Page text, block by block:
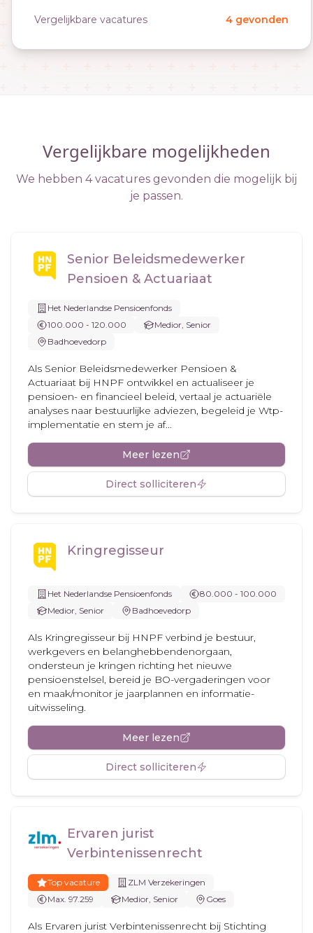
Vergelijkbare vacatures 4 gevonden
Vergelijkbare mogelijkheden
We hebben 4 vacatures gevonden die mogelijk bij
je passen.
Senior Beleidsmedewerker
Pensioen & Actuariaat
Het Nederlandse Pensioenfonds
100.000 - 120.000
Medior, Senior
Badhoevedorp
Als Senior Beleidsmedewerker Pensioen &
Actuariaat bij HNPF ontwikkel en actualiseer je
pensioen- en financieel beleid, vertaal je actuariële
analyses naar bestuurlijke adviezen, begeleid je Wtp-
implementatie en stem je af...
Meer lezen
Direct solliciteren
Kringregisseur
Het Nederlandse Pensioenfonds
80.000 - 100.000
Medior, Senior
Badhoevedorp
Als Kringregisseur bij HNPF verbind je bestuur,
werkgevers en belanghebbendenorgaan,
ondersteun je kringen richting het nieuwe
pensioenstelsel, bereid je BO-vergaderingen voor
en maak/monitor je jaarplannen en informatie-
uitwisseling.
Meer lezen
Direct solliciteren
Ervaren jurist
Verbintenissenrecht
Top vacature
ZLM Verzekeringen
Max. 97.259
Medior, Senior Goes
Als Ervaren jurist Verbintenissenrecht bij Stichting